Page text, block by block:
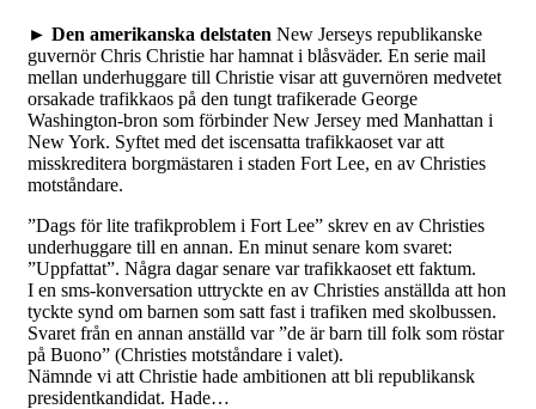
► Den amerikanska delstaten New Jerseys republikanske
guvernör Chris Christie har hamnat i blåsväder. En serie mail
mellan underhuggare till Christie visar att guvernören medvetet
orsakade trafikkaos på den tungt trafikerade George
Washington-bron som förbinder New Jersey med Manhattan i
New York. Syftet med det iscensatta trafikkaoset var att
misskreditera borgmästaren i staden Fort Lee, en av Christies
motståndare.
”Dags för lite trafikproblem i Fort Lee” skrev en av Christies
underhuggare till en annan. En minut senare kom svaret:
”Uppfattat”. Några dagar senare var trafikkaoset ett faktum.
I en sms-konversation uttryckte en av Christies anställda att hon
tyckte synd om barnen som satt fast i trafiken med skolbussen.
Svaret från en annan anställd var ”de är barn till folk som röstar
på Buono” (Christies motståndare i valet).
Nämnde vi att Christie hade ambitionen att bli republikansk
presidentkandidat. Hade…